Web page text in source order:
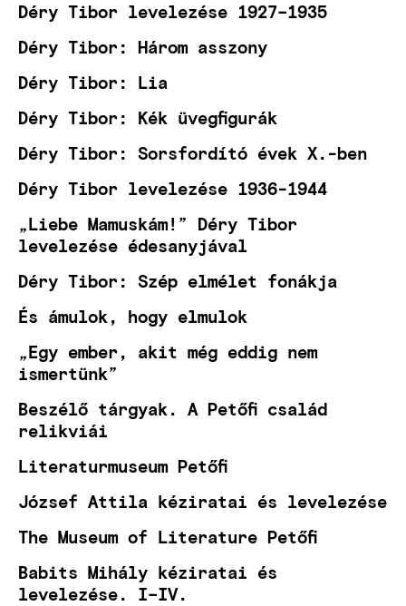
Déry Tibor levelezése 1927–1935
Déry Tibor: Három asszony
Déry Tibor: Lia
Déry Tibor: Kék üvegfigurák
Déry Tibor: Sorsfordító évek X.-ben
Déry Tibor levelezése 1936-1944
„Liebe Mamuskám!” Déry Tibor
levelezése édesanyjával
Déry Tibor: Szép elmélet fonákja
És ámulok, hogy elmulok
„Egy ember, akit még eddig nem
ismertünk”
Beszélő tárgyak. A Petőfi család
relikviái
Literaturmuseum Petőfi
József Attila kéziratai és levelezése
The Museum of Literature Petőfi
Babits Mihály kéziratai és
levelezése. I–IV.